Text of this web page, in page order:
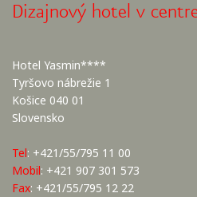
Dizajnový hotel v
Hotel Yasmin****
Tyršovo nábrežie 1
Košice 040 01
Slovensko
Tel: +421/55/795 11 00
Mobil: +421 907 301 573
Fax: +421/55/795 12 22